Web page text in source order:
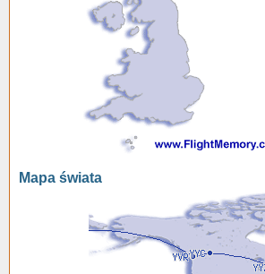
Mapa świata